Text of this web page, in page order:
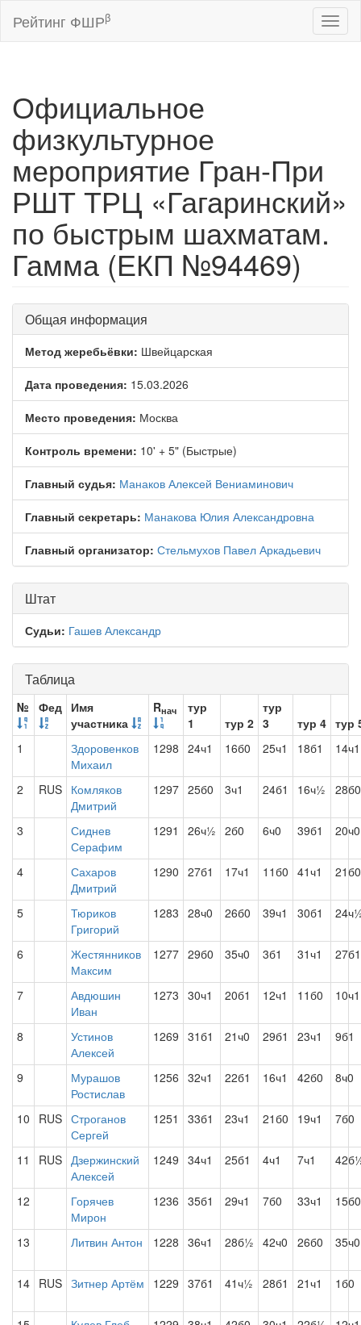
Рейтинг ФШРβ
Официальное
физкультурное
мероприятие Гран-При
РШТ ТРЦ «Гагаринский»
по быстрым шахматам.
Гамма (ЕКП №94469)
Общая информация
Метод жеребьёвки: Швейцарская
Дата проведения: 15.03.2026
Место проведения: Москва
Контроль времени: 10' + 5" (Быстрые)
Главный судья: Манаков Алексей Вениаминович
Главный секретарь: Манакова Юлия Александровна
Главный организатор: Стельмухов Павел Аркадьевич
Штат
Судьи: Гашев Александр
Таблица
№ Фед Имя
участника
Rнач
тур
1
тур 2
тур
3
тур 4 тур
1
Здоровенков
Михаил
1298 24ч1 16б0 25ч1 18б1 14ч1
2 RUS Комляков
Дмитрий
1297 25б0 3ч1 24б1 16ч½ 28б0
3
Сиднев
Серафим
1291 26ч½ 2б0 6ч0 39б1 20ч0
4
Сахаров
Дмитрий
1290 27б1 17ч1 11б0 41ч1 21б0
5
Тюриков
Григорий
1283 28ч0 26б0 39ч1 30б1
6
Жестянников
Максим
1277 29б0 35ч0 3б1 31ч1 27б1
7
Авдюшин
Иван
1273 30ч1 20б1 12ч1 11б0 10ч1
8
Устинов
Алексей
1269 31б1 21ч0 29б1 23ч1 9б1
9
Мурашов
Ростислав
1256 32ч1 22б1 16ч1 42б0 8ч0
10 RUS Строганов
Сергей
1251 33б1 23ч1 21б0 19ч1 7б0
11 RUS Дзержинский
Алексей
1249 34ч1 25б1 4ч1 7ч1
12
Горячев
Мирон
1236 35б1 29ч1 7б0 33ч1 15б0
13 Литвин Антон 1228 36ч1 28б½ 42ч0 26б0 35ч0
14 RUS Зитнер Артём 1229 37б1 41ч½ 28б1 21ч1 1б0